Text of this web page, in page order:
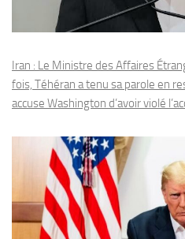
Iran : Le Ministre des Affaires
fois, Téhéran a tenu sa parole en
accuse Washington d’avoir violé